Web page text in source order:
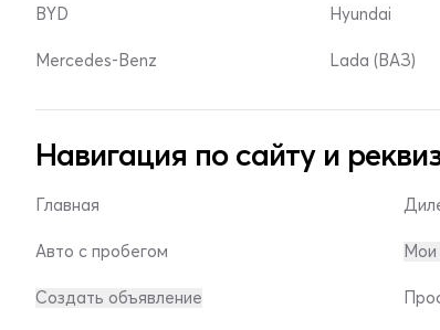
BYD
Mercedes-Benz
Hyundai
Lada (ВАЗ)
Навигация по сайту и
Главная
Авто с пробегом
Создать объявление
Мои